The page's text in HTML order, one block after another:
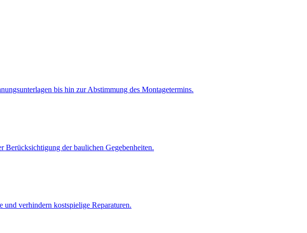
bis hin zur Ab­stim­mung des Mon­ta­ge­ter­mins.
Be­rück­sich­ti­gung der bau­li­chen Ge­ge­ben­hei­ten.
und ver­hin­dern kost­spie­li­ge Re­pa­ra­tu­ren.